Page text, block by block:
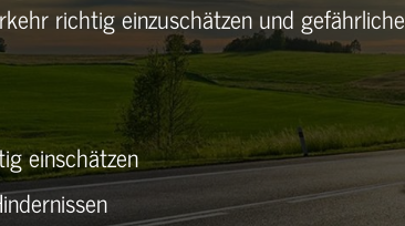
richtig einzuschätzen und gefährliche
einschätzen